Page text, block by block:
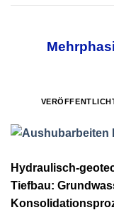
Hydraulisch-
Tiefbau: